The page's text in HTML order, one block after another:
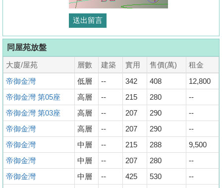
同屋苑放盤
大廈/屋苑 層數 建築 實用 售價(萬)
租金
帝御金灣
低層 -- 342 408
12,800
帝御金灣 第05座
高層 -- 215 280
--
帝御金灣 第03座
高層 -- 207 290
--
帝御金灣
高層 -- 207 290
--
帝御金灣
中層 -- 215 288
9,500
帝御金灣
中層 -- 207 280
--
帝御金灣
中層 -- 425 530 --